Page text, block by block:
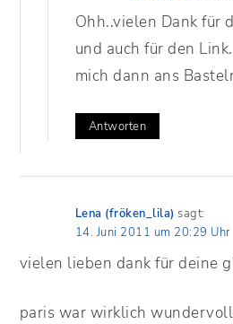
Ohh..vielen Dank für
und auch für den
mich dann ans
Antworten
Lena (fröken_lila) sagt:
14. Juni 2011 um 20:29 Uhr
vielen lieben dank für deine
paris war wirklich